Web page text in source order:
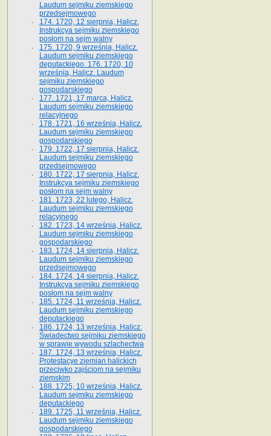
Laudum sejmiku ziemskiego
przedsejmowego
174. 1720, 12 sierpnia, Halicz.
Instrukcya sejmiku ziemskiego
posłom na sejm walny
175. 1720, 9 września, Halicz.
Laudum sejmiku ziemskiego
deputackiego. 176. 1720, 10
września, Halicz. Laudum
sejmiku ziemskiego
gospodarskiego
177. 1721, 17 marca, Halicz.
Laudum sejmiku ziemskiego
relacyjnego
178. 1721, 16 września, Halicz.
Laudum sejmiku ziemskiego
gospodarskiego
179. 1722, 17 sierpnia, Halicz.
Laudum sejmiku ziemskiego
przedsejmowego
180. 1722, 17 sierpnia, Halicz.
Instrukcya sejmiku ziemskiego
posłom na sejm walny
181. 1723, 22 lutego, Halicz.
Laudum sejmiku ziemskiego
relacyjnego
182. 1723, 14 września, Halicz.
Laudum sejmiku ziemskiego
gospodarskiego
183. 1724, 14 sierpnia, Halicz.
Laudum sejmiku ziemskiego
przedsejmowego
184. 1724, 14 sierpnia, Halicz.
Instrukcya sejmiku ziemskiego
posłom na sejm walny
185. 1724, 11 września, Halicz.
Laudum sejmiku ziemskiego
deputackiego
186. 1724, 13 września, Halicz.
Świadectwo sejmiku ziemskiego
w sprawie wywodu szlachectwa
187. 1724, 13 września, Halicz.
Protestacye ziemian halickich
przeciwko zajściom na sejmiku
ziemskim
188. 1725, 10 września, Halicz.
Laudum sejmiku ziemskiego
deputackiego
189. 1725, 11 września, Halicz.
Laudum sejmiku ziemskiego
gospodarskiego